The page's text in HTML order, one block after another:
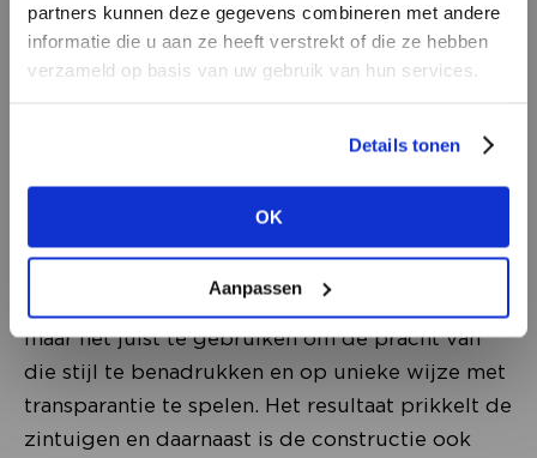
partners kunnen deze gegevens combineren met andere
informatie die u aan ze heeft verstrekt of die ze hebben
verzameld op basis van uw gebruik van hun services.
Details tonen
OK
Aanpassen
HEB JE NOG GEEN
ACCOUNT?
aan of bekijk de andere mogelijkheden.
BEKIJK ALLE OPTIES
De architect hield dezelfde bouwstijl aan als die
zoals vaak gebeurt met typische winkelgevels,
maar het juist te gebruiken om de pracht van
die stijl te benadrukken en op unieke wijze met
transparantie te spelen. Het resultaat prikkelt de
zintuigen en daarnaast is de constructie ook